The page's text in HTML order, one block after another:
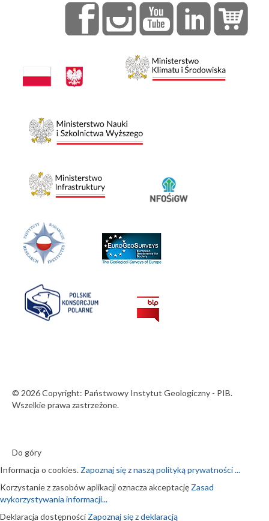
© 2026 Copyright: Państwowy Instytut Geologiczny - PIB.
Wszelkie prawa zastrzeżone.
Do góry
Informacja o cookies. Zapoznaj się z naszą polityką prywatności ...
Korzystanie z zasobów aplikacji oznacza akceptację Zasad
wykorzystywania informacji...
Deklaracja dostępności Zapoznaj się z deklaracją